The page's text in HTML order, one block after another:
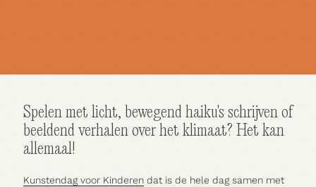
Huur een ruimte
Spelen met licht, bewegend haiku's schrijven of
beeldend verhalen over het klimaat? Het kan
allemaal!
Kunstendag voor Kinderendat is de hele dag samen met